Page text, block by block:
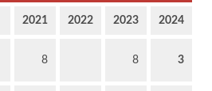
2021 2022 2023 2024
8 8 3